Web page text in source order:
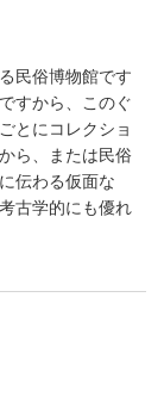
民俗博物館です
すから、このぐ
とにコレクショ
ら、または民俗
伝わる仮面な
古学的にも優れ